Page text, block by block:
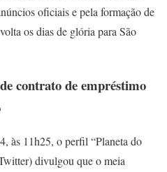
oficiais e pela formação de
os dias de glória para São
contrato de empréstimo
às 11h25, o perfil “Planeta do
divulgou que o meia